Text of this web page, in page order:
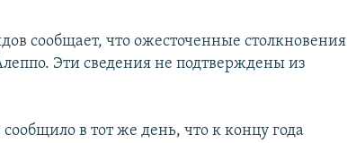
сообщает, что ожесточенные столкновения
Эти сведения не подтверждены из
в тот же день, что к концу года